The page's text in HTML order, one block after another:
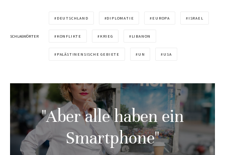
SCHLAGWÖRTER
DEUTSCHLAND DIPLOMATIE EUROPA ISRAEL
KONFLIKTE KRIEG LIBANON
PALÄSTINENSISCHE GEBIETE UN USA
"Aber alle haben ein
Smartphone"